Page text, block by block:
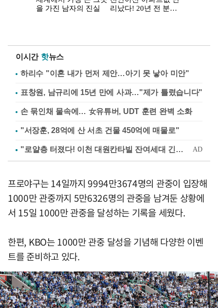
이시간 핫뉴스
하리수 "이혼 내가 먼저 제안…아기 못 낳아 미안"
표창원, 남규리에 15년 만에 사과…"제가 틀렸습니다"
손 묶인채 물속에… 女유튜버, UDT 훈련 완벽 소화
"서장훈, 28억에 산 서초 건물 450억에 매물로"
프로야구는 14일까지 9994만3674명의 관중이 입장해
1000만 관중까지 5만6326명의 관중을 남겨둔 상황에
서 15일 1000만 관중을 달성하는 기록을 세웠다.
한편, KBO는 1000만 관중 달성을 기념해 다양한 이벤
트를 준비하고 있다.